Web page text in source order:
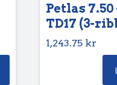
Petlas 7.50
TD17 (3-
1,243.75 kr